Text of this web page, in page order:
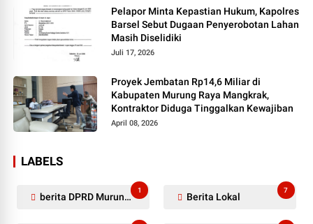
Pelapor Minta Kepastian Hukum, Kapolres
Barsel Sebut Dugaan Penyerobotan Lahan
Masih Diselidiki
Juli 17, 2026
Proyek Jembatan Rp14,6 Miliar di
Kabupaten Murung Raya Mangkrak,
Kontraktor Diduga Tinggalkan Kewajiban
April 08, 2026
LABELS
berita DPRD Murung Raya
1
Berita Lokal
7